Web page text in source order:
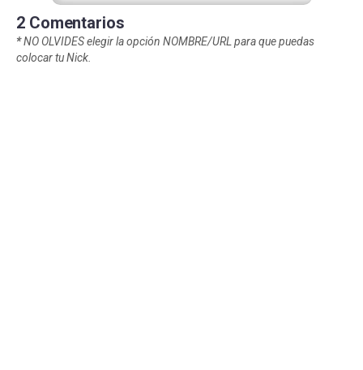
2 Comentarios
*NO OLVIDES elegir la opción NOMBRE/URL para que puedas
colocar tu Nick.